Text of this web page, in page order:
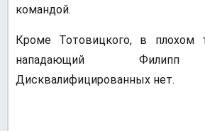
командой.
Кроме Тотовицкого, в плохом
нападающий Филипп
Дисквалифицированных нет.